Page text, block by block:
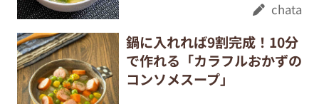
chata
鍋に入れれば9割完成！10分
で作れる「カラフルおかずの
コンソメスープ」